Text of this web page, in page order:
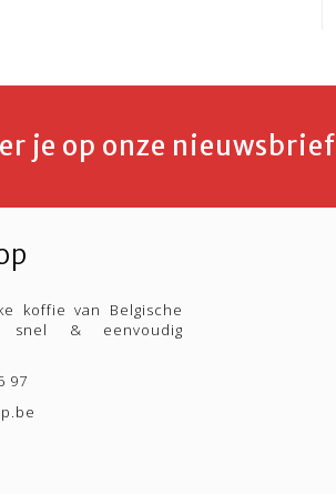
je op onze nieuwsbrief
koffie van Belgische
snel & eenvoudig
97